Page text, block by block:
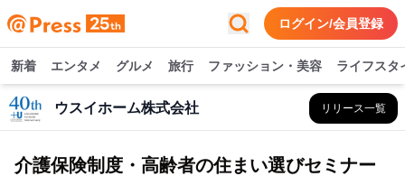
ログイン/会員登録
新着 エンタメ グルメ 旅行 ファッション・美容 ライフスタ
ウスイホーム株式会社 リリース一覧
介護保険制度・高齢者の住まい選びセミナー